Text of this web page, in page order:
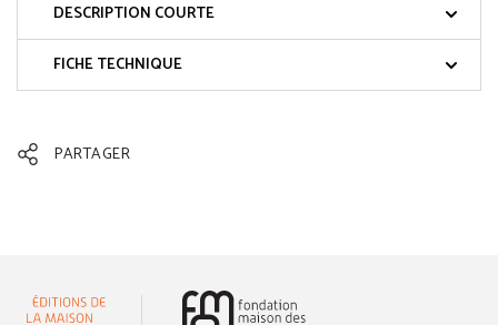
DESCRIPTION COURTE
FICHE TECHNIQUE
PARTAGER